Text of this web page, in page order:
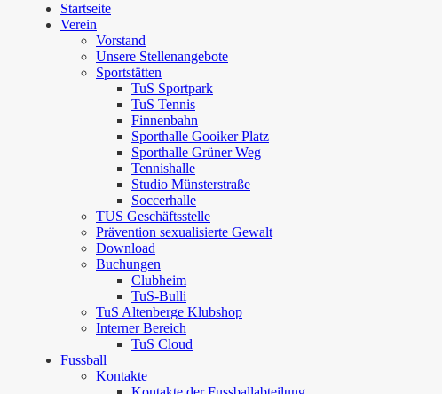
Startseite
Verein
Vorstand
Unsere Stellenangebote
Sportstätten
TuS Sportpark
TuS Tennis
Finnenbahn
Sporthalle Gooiker Platz
Sporthalle Grüner Weg
Tennishalle
Studio Münsterstraße
Soccerhalle
TUS Geschäftsstelle
Prävention sexualisierte Gewalt
Download
Buchungen
Clubheim
TuS-Bulli
TuS Altenberge Klubshop
Interner Bereich
TuS Cloud
Fussball
Kontakte